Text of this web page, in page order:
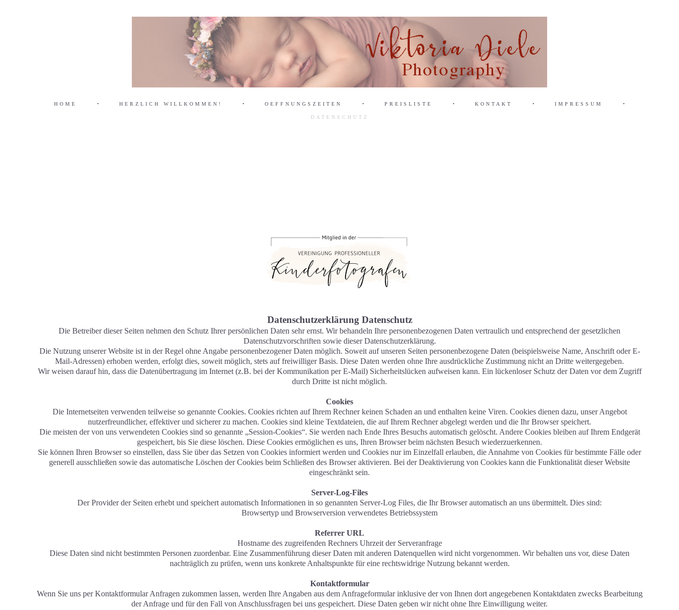
HOME • HERZLICH WILLKOMMEN! • OEFFNUNGSZEITEN • PREISLISTE • KONTAKT • IMPRESSUM •
DATENSCHUTZ
Datenschutzerklärung Datenschutz
Die Betreiber dieser Seiten nehmen den Schutz Ihrer persönlichen Daten sehr ernst. Wir behandeln Ihre personenbezogenen Daten vertraulich und entsprechend der gesetzlichen
Datenschutzvorschriften sowie dieser Datenschutzerklärung.
Die Nutzung unserer Website ist in der Regel ohne Angabe personenbezogener Daten möglich. Soweit auf unseren Seiten personenbezogene Daten (beispielsweise Name, Anschrift oder E-
Mail-Adressen) erhoben werden, erfolgt dies, soweit möglich, stets auf freiwilliger Basis. Diese Daten werden ohne Ihre ausdrückliche Zustimmung nicht an Dritte weitergegeben.
Wir weisen darauf hin, dass die Datenübertragung im Internet (z.B. bei der Kommunikation per E-Mail) Sicherheitslücken aufweisen kann. Ein lückenloser Schutz der Daten vor dem Zugriff
durch Dritte ist nicht möglich.
Cookies
Die Internetseiten verwenden teilweise so genannte Cookies. Cookies richten auf Ihrem Rechner keinen Schaden an und enthalten keine Viren. Cookies dienen dazu, unser Angebot
nutzerfreundlicher, effektiver und sicherer zu machen. Cookies sind kleine Textdateien, die auf Ihrem Rechner abgelegt werden und die Ihr Browser speichert.
Die meisten der von uns verwendeten Cookies sind so genannte „Session-Cookies“. Sie werden nach Ende Ihres Besuchs automatisch gelöscht. Andere Cookies bleiben auf Ihrem Endgerät
gespeichert, bis Sie diese löschen. Diese Cookies ermöglichen es uns, Ihren Browser beim nächsten Besuch wiederzuerkennen.
Sie können Ihren Browser so einstellen, dass Sie über das Setzen von Cookies informiert werden und Cookies nur im Einzelfall erlauben, die Annahme von Cookies für bestimmte Fälle oder
generell ausschließen sowie das automatische Löschen der Cookies beim Schließen des Browser aktivieren. Bei der Deaktivierung von Cookies kann die Funktionalität dieser Website
eingeschränkt sein.
Server-Log-Files
Der Provider der Seiten erhebt und speichert automatisch Informationen in so genannten Server-Log Files, die Ihr Browser automatisch an uns übermittelt. Dies sind:
Browsertyp und Browserversion verwendetes Betriebssystem
Referrer URL
Hostname des zugreifenden Rechners Uhrzeit der Serveranfrage
Diese Daten sind nicht bestimmten Personen zuordenbar. Eine Zusammenführung dieser Daten mit anderen Datenquellen wird nicht vorgenommen. Wir behalten uns vor, diese Daten
nachträglich zu prüfen, wenn uns konkrete Anhaltspunkte für eine rechtswidrige Nutzung bekannt werden.
Kontaktformular
Wenn Sie uns per Kontaktformular Anfragen zukommen lassen, werden Ihre Angaben aus dem Anfrageformular inklusive der von Ihnen dort angegebenen Kontaktdaten zwecks Bearbeitung
der Anfrage und für den Fall von Anschlussfragen bei uns gespeichert. Diese Daten geben wir nicht ohne Ihre Einwilligung weiter.